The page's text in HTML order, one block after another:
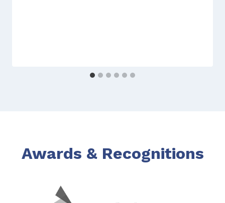
Awards & Recognitions